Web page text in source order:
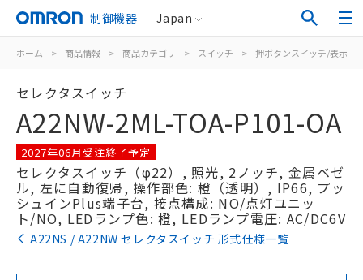
制御機器 Japan
ホーム > 商品情報 > 商品カテゴリ > スイッチ > 押ボタンスイッチ/表示灯
セレクタスイッチ
A22NW-2ML-TOA-P101-OA
2027年06月受注終了予定
セレクタスイッチ（φ22）, 照光, 2ノッチ, 金属ベゼ
ル, 左に自動復帰, 操作部色: 橙（透明）, IP66, プッ
シュインPlus端子台, 接点構成: NO/点灯ユニッ
ト/NO, LEDランプ色: 橙, LEDランプ電圧: AC/DC6V
A22NS / A22NW セレクタスイッチ 形式仕様一覧